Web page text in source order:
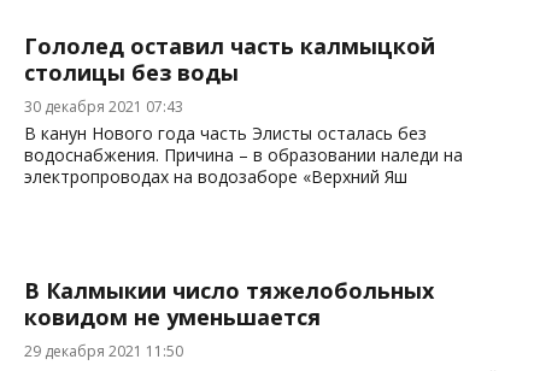
Гололед оставил часть калмыцкой
столицы без воды
30 декабря 2021 07:43
В канун Нового года часть Элисты осталась без
водоснабжения. Причина – в образовании наледи на
электропроводах на водозаборе «Верхний Яш
В Калмыкии число тяжелобольных
ковидом не уменьшается
29 декабря 2021 11:50